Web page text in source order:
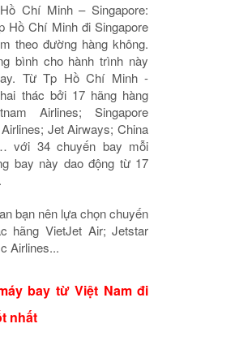
Chí Minh – Singapore:
Hồ Chí Minh đi Singapore
theo đường hàng không.
bình cho hành trình này
Từ Tp Hồ Chí Minh -
thác bởi 17 hãng hàng
Airlines; Singapore
Jet Airways; China
với 34 chuyến bay mỗi
bay này dao động từ 17
bạn nên lựa chọn chuyến
hãng VietJet Air; Jetstar
Airlines...
bay từ Việt Nam đi
nhất